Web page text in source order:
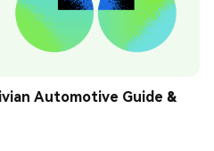
Automotive Guide &